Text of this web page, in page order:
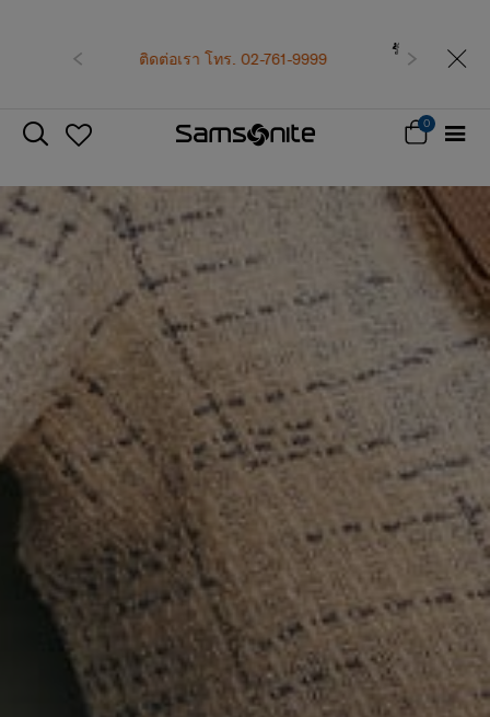
รับทันที คูปองแทนเงินสด
สำหรับคำสั่ง
ซื้อตั้งแต่ 6,900 บาทขึ้นไป
ถัดไป
0